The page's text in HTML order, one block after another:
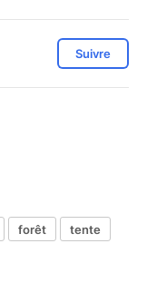
Suivre
forêt
tente